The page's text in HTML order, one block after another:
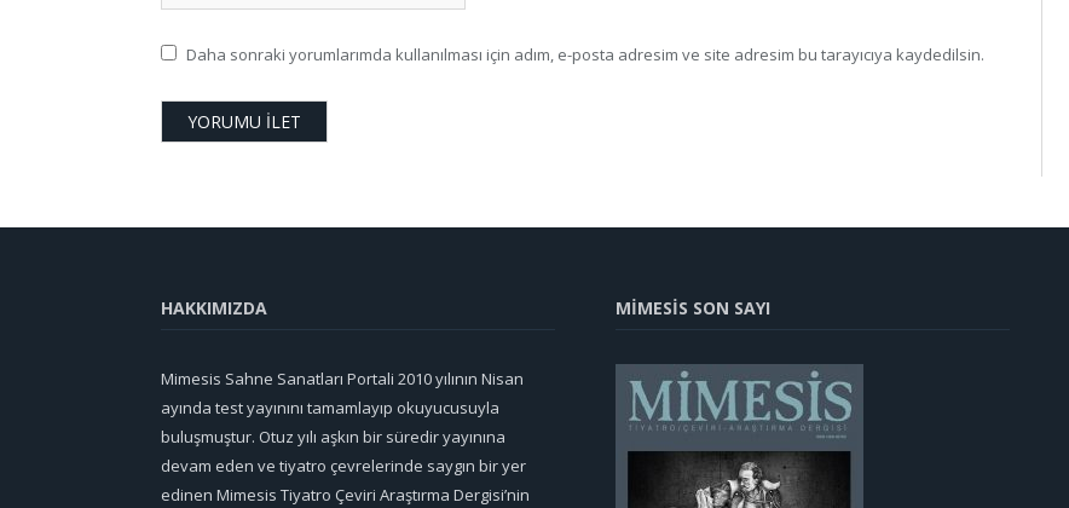
Daha sonraki yorumlarımda kullanılması için adım, e-posta adresim ve site adresim bu tarayıcıya kaydedilsin.
HAKKIMIZDA
Mimesis Sahne Sanatları Portali 2010 yılının Nisan
ayında test yayınını tamamlayıp okuyucusuyla
buluşmuştur. Otuz yılı aşkın bir süredir yayınına
devam eden ve tiyatro çevrelerinde saygın bir yer
edinen Mimesis Tiyatro Çeviri Araştırma Dergisi’nin
MİMESİS SON SAYI